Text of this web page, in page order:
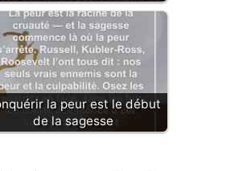
la peur est le début
de la sagesse